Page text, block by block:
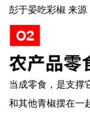
彭于晏吃彩椒 来源
当成零食，是支撑
和其他青椒摆在一